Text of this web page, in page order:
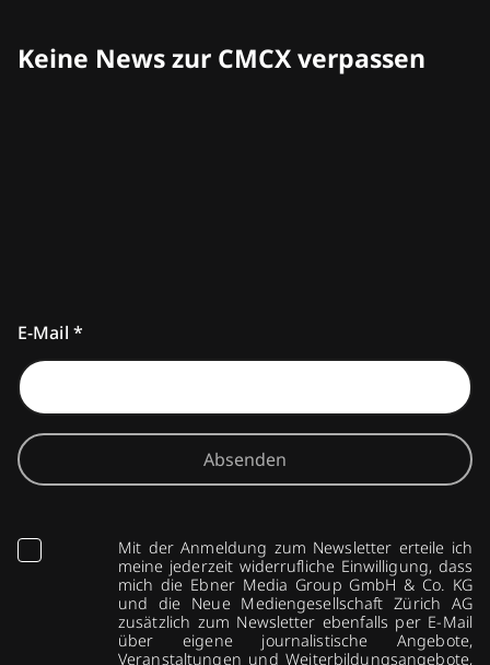
Keine News zur CMCX verpassen
E-Mail *
Absenden
Mit der Anmeldung zum Newsletter erteile ich
meine jederzeit widerrufliche Einwilligung, dass
mich die Ebner Media Group GmbH & Co. KG
und die Neue Mediengesellschaft Zürich AG
zusätzlich zum Newsletter ebenfalls per E-Mail
über eigene journalistische Angebote,
Veranstaltungen und Weiterbildungsangebote,